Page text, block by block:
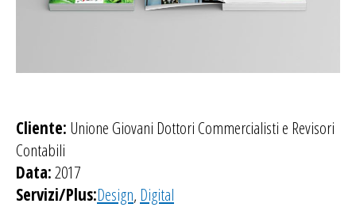
Cliente: Unione Giovani Dottori Commercialisti e Revisori
Contabili
Data:2017
Servizi/Plus:Design, Digital